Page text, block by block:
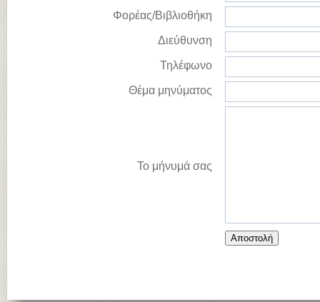
Φορέας/Βιβλιοθήκη
Διεύθυνση
Τηλέφωνο
Θέμα μηνύματος
Το μήνυμά σας
Αποστολή